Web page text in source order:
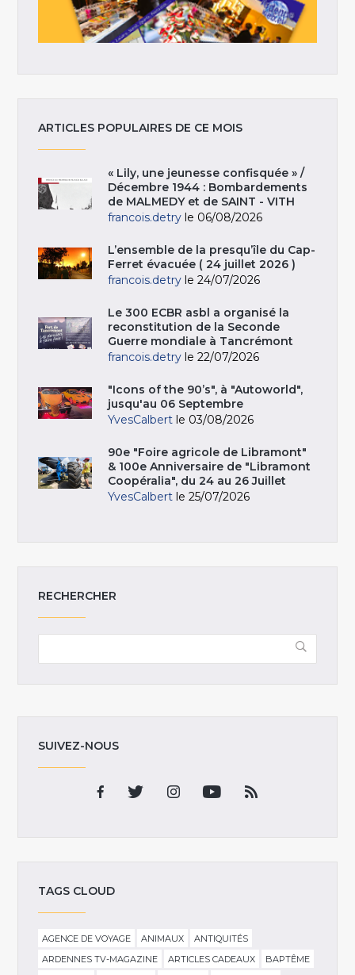
ARTICLES POPULAIRES DE CE MOIS
« Lily, une jeunesse confisquée » /
Décembre 1944 : Bombardements
de MALMEDY et de SAINT - VITH
francois.detry le 06/08/2026
L’ensemble de la presqu’île du Cap-
Ferret évacuée ( 24 juillet 2026 )
francois.detry le 24/07/2026
Le 300 ECBR asbl a organisé la
reconstitution de la Seconde
Guerre mondiale à Tancrémont
francois.detry le 22/07/2026
"Icons of the 90’s", à "Autoworld",
jusqu'au 06 Septembre
YvesCalbert le 03/08/2026
90e "Foire agricole de Libramont"
& 100e Anniversaire de "Libramont
Coopéralia", du 24 au 26 Juillet
YvesCalbert le 25/07/2026
RECHERCHER
SUIVEZ-NOUS
TAGS CLOUD
AGENCE DE VOYAGE ANIMAUX
ANTIQUITÉS
ARDENNES TV-MAGAZINE
ARTICLES CADEAUX
BAPTÊME